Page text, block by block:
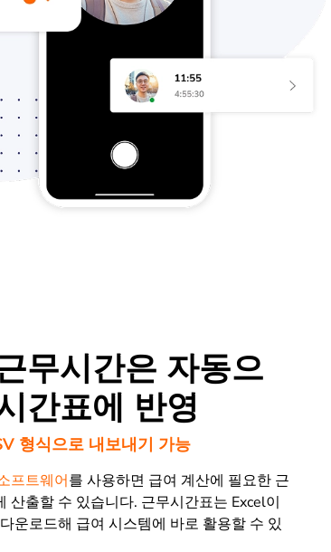
무시간은 자동으
간표에 반영
형식으로 내보내기 가능
프트웨어를 사용하면 급여 계산에 필요한 근
산출할 수 있습니다. 근무시간표는 Excel이
운로드해 급여 시스템에 바로 활용할 수 있